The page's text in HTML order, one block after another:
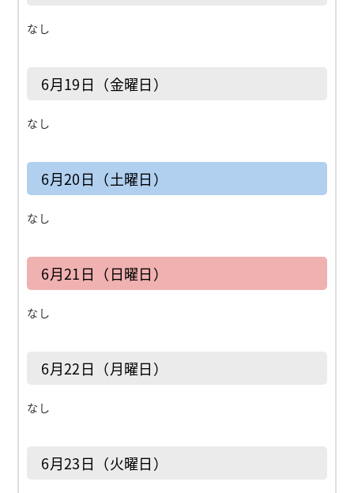
なし
6月19日（金曜日）
なし
6月20日（土曜日）
なし
6月21日（日曜日）
なし
6月22日（月曜日）
なし
6月23日（火曜日）